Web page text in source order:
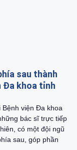
sau thành
Đa khoa tỉnh
Bệnh viện Đa khoa
bác sĩ trực tiếp
có một đội ngũ
sau, góp phần